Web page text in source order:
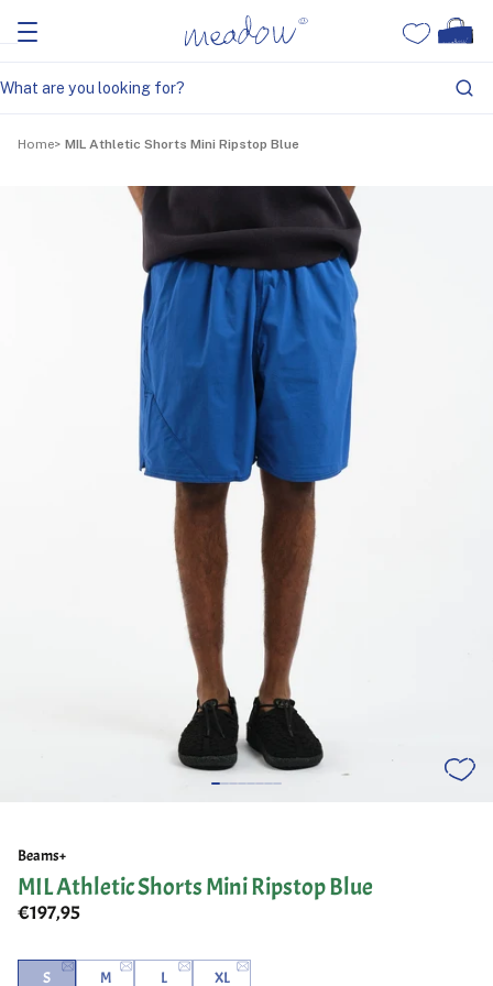
Home MIL Athletic Shorts Mini Ripstop Blue
Beams+
MIL Athletic Shorts Mini Ripstop Blue
€197,95
S M L XL